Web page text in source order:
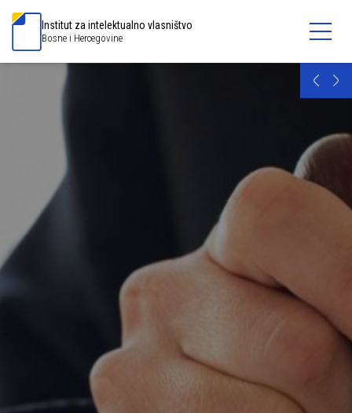
Institut za intelektualno vlasništvo
Bosne i Hercegovine